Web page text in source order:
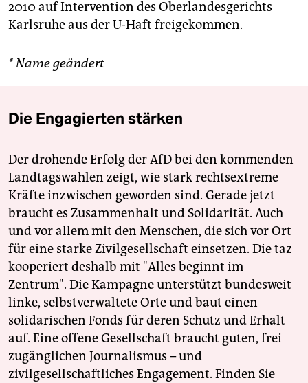
2010 auf Intervention des Oberlandesgerichts
Karlsruhe aus der U-Haft freigekommen.
* Name geändert
Die Engagierten stärken
Der drohende Erfolg der AfD bei den kommenden
Landtagswahlen zeigt, wie stark rechtsextreme
Kräfte inzwischen geworden sind. Gerade jetzt
braucht es Zusammenhalt und Solidarität. Auch
und vor allem mit den Menschen, die sich vor Ort
für eine starke Zivilgesellschaft einsetzen. Die taz
kooperiert deshalb mit "Alles beginnt im
Zentrum". Die Kampagne unterstützt bundesweit
linke, selbstverwaltete Orte und baut einen
solidarischen Fonds für deren Schutz und Erhalt
auf. Eine offene Gesellschaft braucht guten, frei
zugänglichen Journalismus – und
zivilgesellschaftliches Engagement. Finden Sie